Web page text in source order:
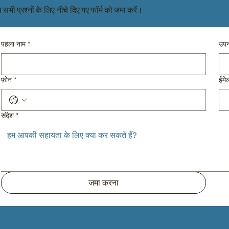
सभी प्रश्नों के लिए नीचे दिए गए फॉर्म को जमा करें।
पहला नाम *
फ़ोन *
संदेश *
जमा करना